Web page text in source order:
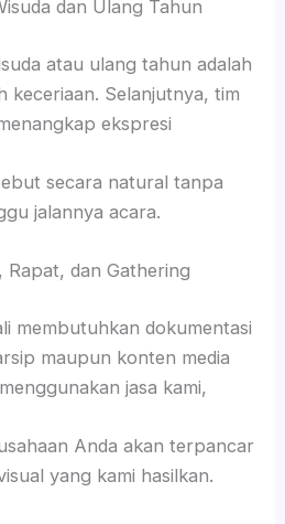
dan Ulang Tahun
atau ulang tahun adalah
keceriaan. Selanjutnya, tim
ekspresi
secara natural tanpa
jalannya acara.
Rapat, dan Gathering
membutuhkan dokumentasi
maupun konten media
jasa kami,
Anda akan terpancar
yang kami hasilkan.